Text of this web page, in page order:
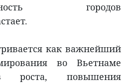
городов
как важнейший
во Вьетнаме
роста, повышения